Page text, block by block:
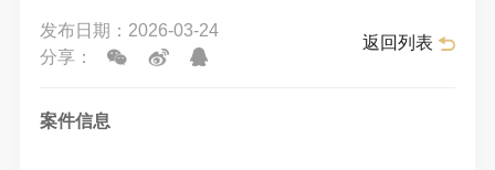
发布日期：2026-03-24
分享：
返回列表
案件信息